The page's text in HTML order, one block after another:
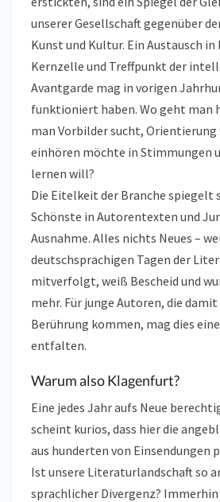
unserer Gesellschaft gegenüber
Kunst und Kultur. Ein Austausch in
Kernzelle und Treffpunkt der
Avantgarde mag in vorigen
funktioniert haben. Wo geht man
man Vorbilder sucht, Orientierung
einhören möchte in Stimmungen
lernen will?
Die Eitelkeit der Branche spiegelt
Schönste in Autorentexten und
Ausnahme. Alles nichts Neues –
deutschsprachigen Tagen der
mitverfolgt, weiß Bescheid und
mehr. Für junge Autoren, die
Berührung kommen, mag dies
entfalten.
Warum also Klagenfurt?
Eine jedes Jahr aufs Neue
scheint kurios, dass hier die
aus hunderten von Einsendungen
Ist unsere Literaturlandschaft so
sprachlicher Divergenz?